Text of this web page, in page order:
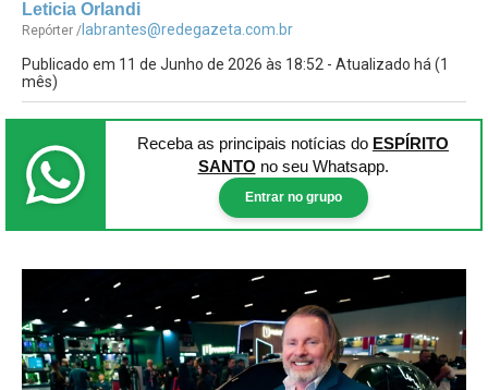
Leticia Orlandi
Repórter / labrantes@redegazeta.com.br
Publicado em 11 de Junho de 2026 às 18:52 - Atualizado há (1
mês)
Receba as principais notícias do ESPÍRITO
SANTO no seu Whatsapp.
Entrar no grupo